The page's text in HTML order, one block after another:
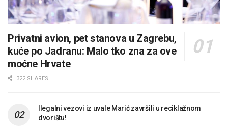
Privatni avion, pet stanova u Zagrebu,
kuće po Jadranu: Malo tko zna za ove
moćne Hrvate
322 SHARES
Ilegalni vezovi iz uvale Marić završili u reciklažnom
dvorištu!